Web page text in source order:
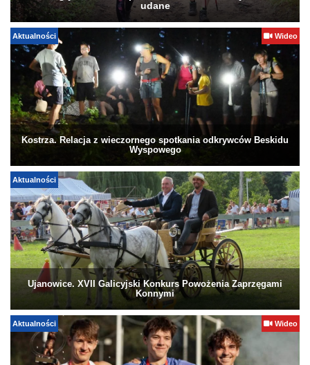
udane
Aktualności Wideo
Kostrza. Relacja z wieczornego spotkania odkrywców Beskidu
Wyspowego
Aktualności
Ujanowice. XVII Galicyjski Konkurs Powożenia Zaprzęgami
Konnymi
Aktualności Wideo